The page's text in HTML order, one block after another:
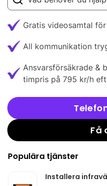
Gratis videosamtal
All kommunikation
Ansvarsförsäkrade &
timpris på 795 kr/h
Få
Populära tjänster
Installera